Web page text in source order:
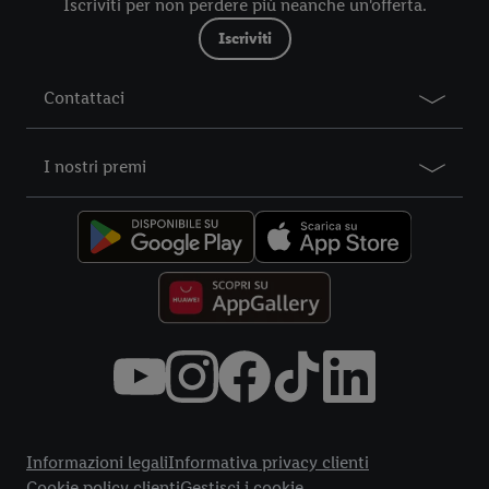
Iscriviti per non perdere più neanche un'offerta.
Iscriviti
Contattaci
I nostri premi
Informazioni legaliInformativa privacy clienti
nostre informazioni legali sono consultabili qui.